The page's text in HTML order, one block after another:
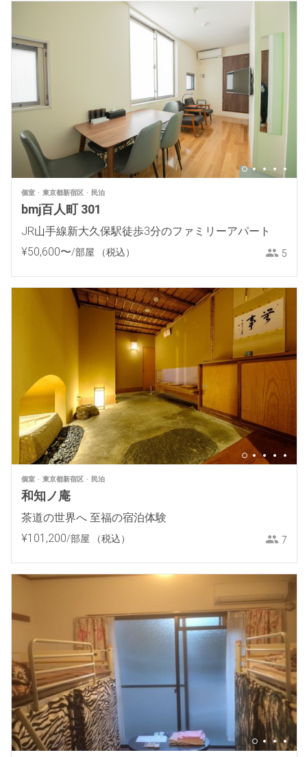
個室 東京都新宿区 民泊
bmj百人町 301
JR山手線新大久保駅徒歩3分のファミリーアパート
¥50,600〜/部屋 （税込） 5
個室 東京都新宿区 民泊
和知ノ庵
茶道の世界へ 至福の宿泊体験
¥101 ,200/部屋 （税込） 7